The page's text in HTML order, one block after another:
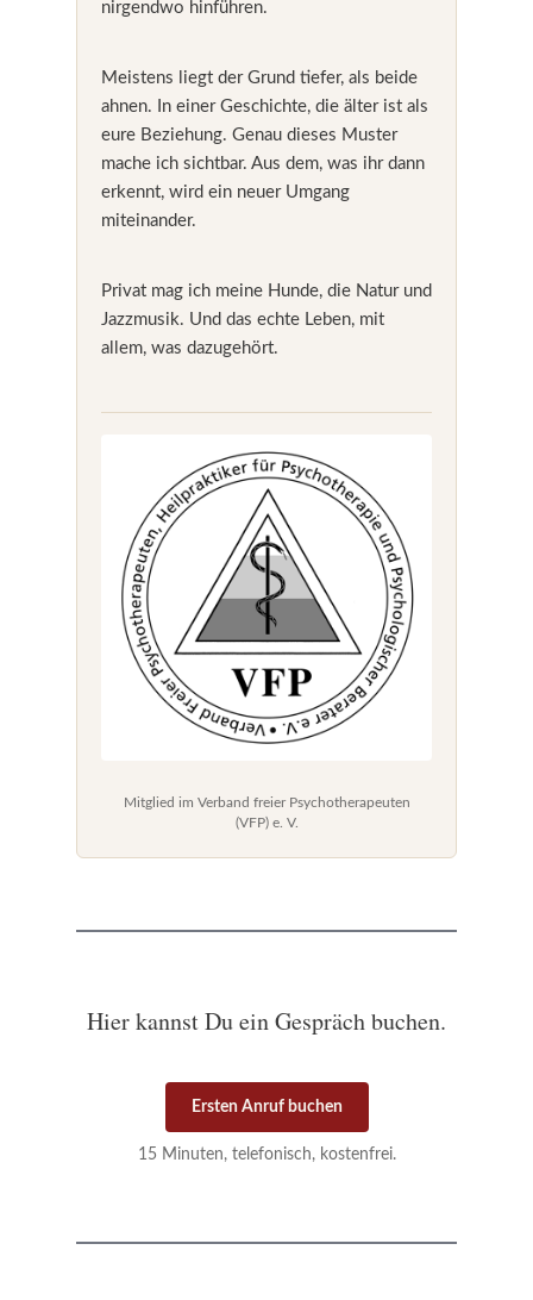
nirgendwo hinführen.
Meistens liegt der Grund tiefer, als beide
ahnen. In einer Geschichte, die älter ist als
eure Beziehung. Genau dieses Muster
mache ich sichtbar. Aus dem, was ihr dann
erkennt, wird ein neuer Umgang
miteinander.
Privat mag ich meine Hunde, die Natur und
Jazzmusik. Und das echte Leben, mit
allem, was dazugehört.
Mitglied im Verband freier Psychotherapeuten
(VFP) e. V.
Hier kannst Du ein Gespräch buchen.
Ersten Anruf buchen
15 Minuten, telefonisch, kostenfrei.